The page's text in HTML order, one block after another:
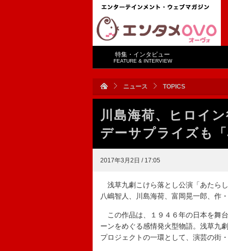
特集・インタビュー
FEATURE & INTERVIEW
ニュース TOPICS
川島海荷、ヒロイ
デーサプライズも
2017年3月2日 / 17:05
浅草九劇こけら落とし公演「あたら
八嶋智人、川島海荷、富岡晃一郎、作
この作品は、１９４６年の日本を舞
ーンをめぐる感情発火型物語。浅草九
プロジェクトの一環として、演芸の街